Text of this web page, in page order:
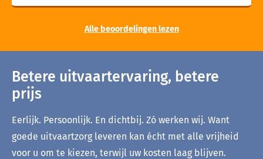
Alle beoordelingen lezen
Betere uitvaartervaring, betere
prijs
Eerlijk. Persoonlijk. En dichtbij. Zó werken wij. Want
goede uitvaartzorg leveren kan écht met alle vrijheid
voor u om te kiezen, terwijl uw kosten laag blijven.